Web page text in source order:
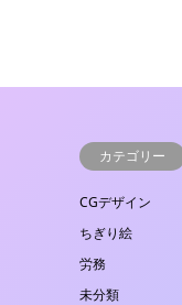
カテゴリー
CGデザイン
ちぎり絵
労務
未分類